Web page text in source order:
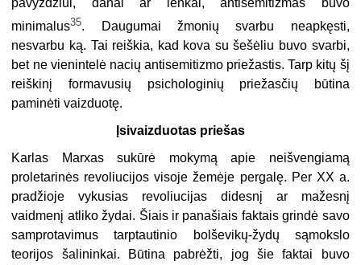
minimalus35. Daugumai žmonių svarbu neapkęsti,
nesvarbu ką. Tai reiškia, kad kova su šešėliu buvo svarbi,
bet ne vienintelė nacių antisemitizmo priežastis. Tarp kitų šį
reiškinį formavusių psichologinių priežasčių būtina
paminėti vaizduotę.
Įsivaizduotas priešas
Karlas Marxas sukūrė mokymą apie neišvengiamą
proletarinės revoliucijos visoje žemėje pergalę. Per XX a.
pradžioje vykusias revoliucijas didesnį ar mažesnį
vaidmenį atliko žydai. Šiais ir panašiais faktais grindė savo
samprotavimus tarptautinio bolševikų-žydų sąmokslo
teorijos šalininkai. Būtina pabrėžti, jog šie faktai buvo